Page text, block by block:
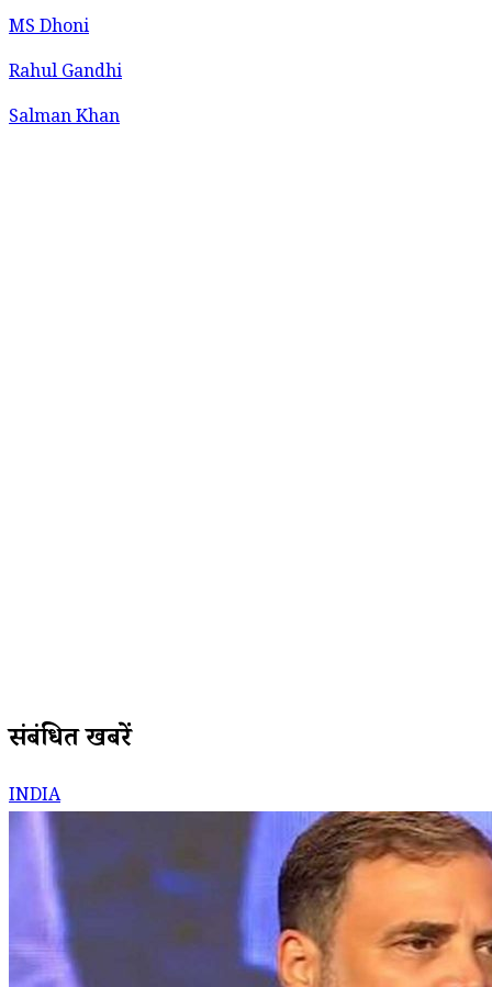
MS Dhoni
Rahul Gandhi
Salman Khan
संबंधित खबरें
INDIA